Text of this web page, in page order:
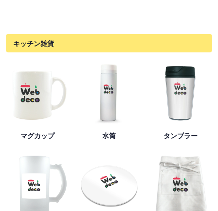
キッチン雑貨
マグカップ 水筒 タンブラー